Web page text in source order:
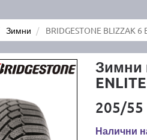
Зимни BRIDGESTONE BLIZZAK
Зимни
205/55
Налични